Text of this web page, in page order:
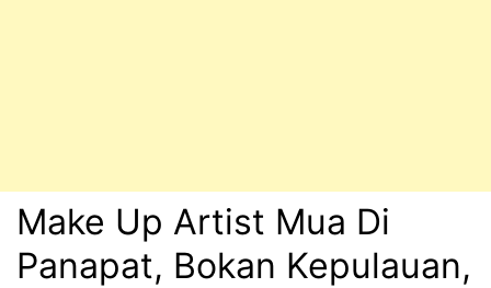
Make Up Artist Mua Di
Panapat, Bokan Kepulauan,